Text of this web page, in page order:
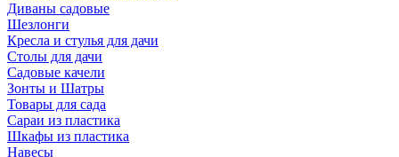
Диваны садовые
Шезлонги
Кресла и стулья для дачи
Столы для дачи
Садовые качели
Зонты и Шатры
Товары для сада
Сараи из пластика
Шкафы из пластика
Навесы